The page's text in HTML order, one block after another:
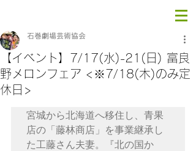
【イベント】7/17(水)-21(日) 富良
野メロンフェア <※7/18(木)のみ定
休日>
石巻劇場芸術協会
宮城から北海道へ移住し、青果
店の「藤林商店」を事業継承し
た工藤さん夫妻。『北の国か